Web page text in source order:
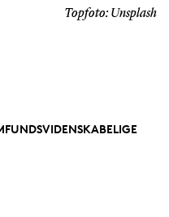
Topfoto: Unsplash